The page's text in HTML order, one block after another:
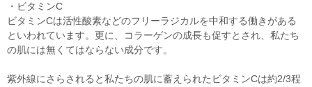
・ビタミンC
ビタミンCは活性酸素などのフリーラジカルを中和する働きがある
といわれています。更に、コラーゲンの成長も促すとされ、私たち
の肌には無くてはならない成分です。
紫外線にさらされると私たちの肌に蓄えられたビタミンCは約2/3程